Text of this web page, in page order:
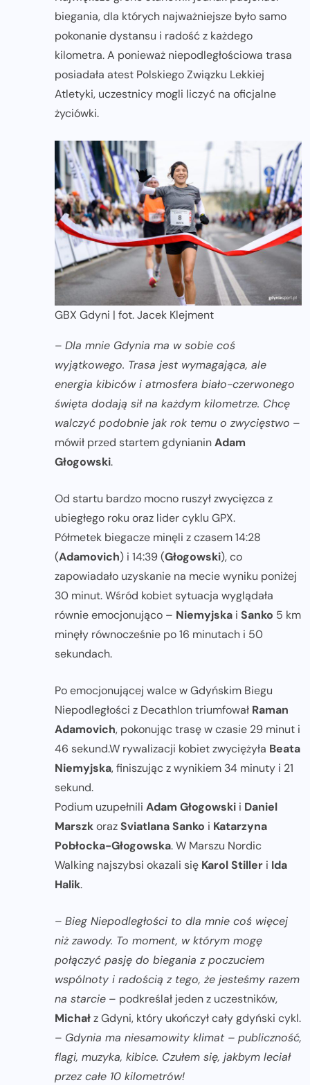
biegania, dla których najważniejsze było samo
pokonanie dystansu i radość z każdego
kilometra. A ponieważ niepodległościowa trasa
posiadała atest Polskiego Związku Lekkiej
Atletyki, uczestnicy mogli liczyć na oficjalne
życiówki.
GBX Gdyni | fot. Jacek Klejment
– Dla mnie Gdynia ma w sobie coś
wyjątkowego. Trasa jest wymagająca, ale
energia kibiców i atmosfera biało-czerwonego
święta dodają sił na każdym kilometrze. Chcę
walczyć podobnie jak rok temu o zwycięstwo –
mówił przed startem gdynianinAdam
Głogowski.
Od startu bardzo mocno ruszył zwycięzca z
ubiegłego roku oraz lider cyklu GPX.
Półmetek biegacze minęli z czasem 14:28
(Adamovich) i 14:39 (Głogowski), co
zapowiadało uzyskanie na mecie wyniku poniżej
30 minut. Wśród kobiet sytuacja wyglądała
równie emocjonująco – Niemyjska i Sanko 5 km
minęły równocześnie po 16 minutach i 50
sekundach.
Po emocjonującej walce w Gdyńskim Biegu
Niepodległości z Decathlon triumfował Raman
Adamovich, pokonując trasę w czasie 29 minut i
46 sekund.W rywalizacji kobiet zwyciężyła Beata
Niemyjska, finiszując z wynikiem 34 minuty i 21
sekund.
Podium uzupełnili Adam Głogowski i Daniel
MarszkorazSviatlana Sanko i Katarzyna
Pobłocka-Głogowska. W Marszu Nordic
Walking najszybsi okazali się Karol Stiller i Ida
Halik.
– Bieg Niepodległości to dla mnie coś więcej
niż zawody. To moment, w którym mogę
połączyć pasję do biegania z poczuciem
wspólnoty i radością z tego, że jesteśmy razem
na starcie – podkreślał jeden z uczestników,
Michałz Gdyni, który ukończył cały gdyński cykl.
– Gdynia ma niesamowity klimat – publiczność,
flagi, muzyka, kibice. Czułem się, jakbym leciał
przez całe 10 kilometrów!